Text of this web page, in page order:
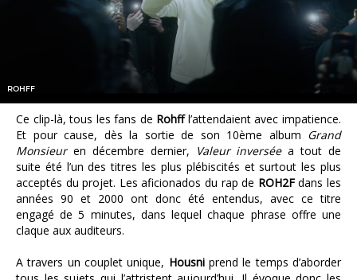
ROHFF
Ce clip-là, tous les fans de Rohffl’attendaient avec impatience.
Et pour cause, dès la sortie de son 10ème album Grand
Monsieuren décembre dernier, Valeur inverséea tout de
suite été l’un des titres les plus plébiscités et surtout les plus
acceptés du projet. Les aficionados du rap de ROH2Fdans les
années 90 et 2000 ont donc été entendus, avec ce titre
engagé de 5 minutes, dans lequel chaque phrase offre une
claque aux auditeurs.
A travers un couplet unique, Housniprend le temps d’aborder